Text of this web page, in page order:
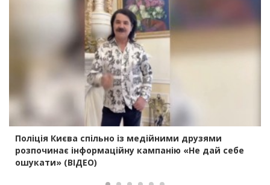
Поліція Києва спільно із медійними друзями
розпочинає інформаційну кампанію «Не дай себе
ошукати» (ВІДЕО)